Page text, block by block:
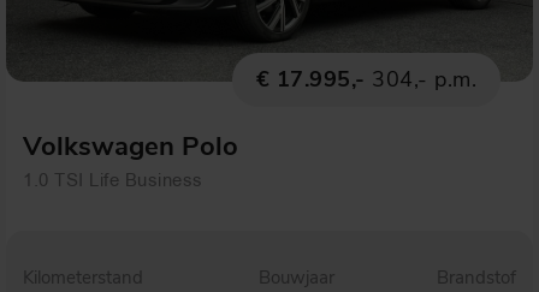
€ 17.995,- 304,- p.m.
Volkswagen Polo
1.0 TSI Life Business
Kilometerstand
Bouwjaar
Brandstof